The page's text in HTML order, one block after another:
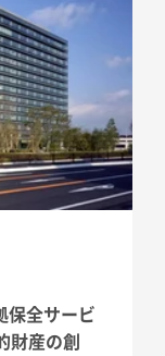
保全サービ
財産の創